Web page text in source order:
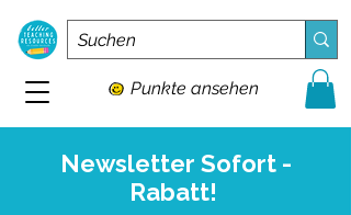
Punkte ansehen
Newsletter Sofort -
Rabatt!